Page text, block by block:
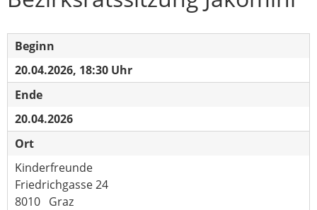
Beginn
20.04.2026, 18:30 Uhr
Ende
20.04.2026
Ort
Kinderfreunde
Friedrichgasse 24
8010 Graz